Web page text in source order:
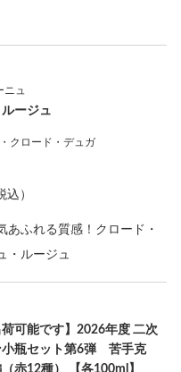
ニュ
ージュ
クロード・デュガ
込）
あふれる質感！クロード・
・ルージュ
荷可能です】2026年度 二次
小瓶セット第6弾 苦手克
赤12種） 【各100ml】